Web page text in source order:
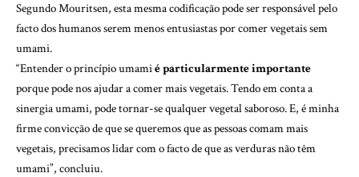
Segundo Mouritsen, esta mesma codificação pode ser responsável pelo
facto dos humanos serem menos entusiastas por comer vegetais sem
umami.
“Entender o princípio umamié particularmente importante
porque pode nos ajudar a comer mais vegetais. Tendo em conta a
sinergia umami, pode tornar-se qualquer vegetal saboroso. E, é minha
firme convicção de que se queremos que as pessoas comam mais
vegetais, precisamos lidar com o facto de que as verduras não têm
umami”, concluiu.